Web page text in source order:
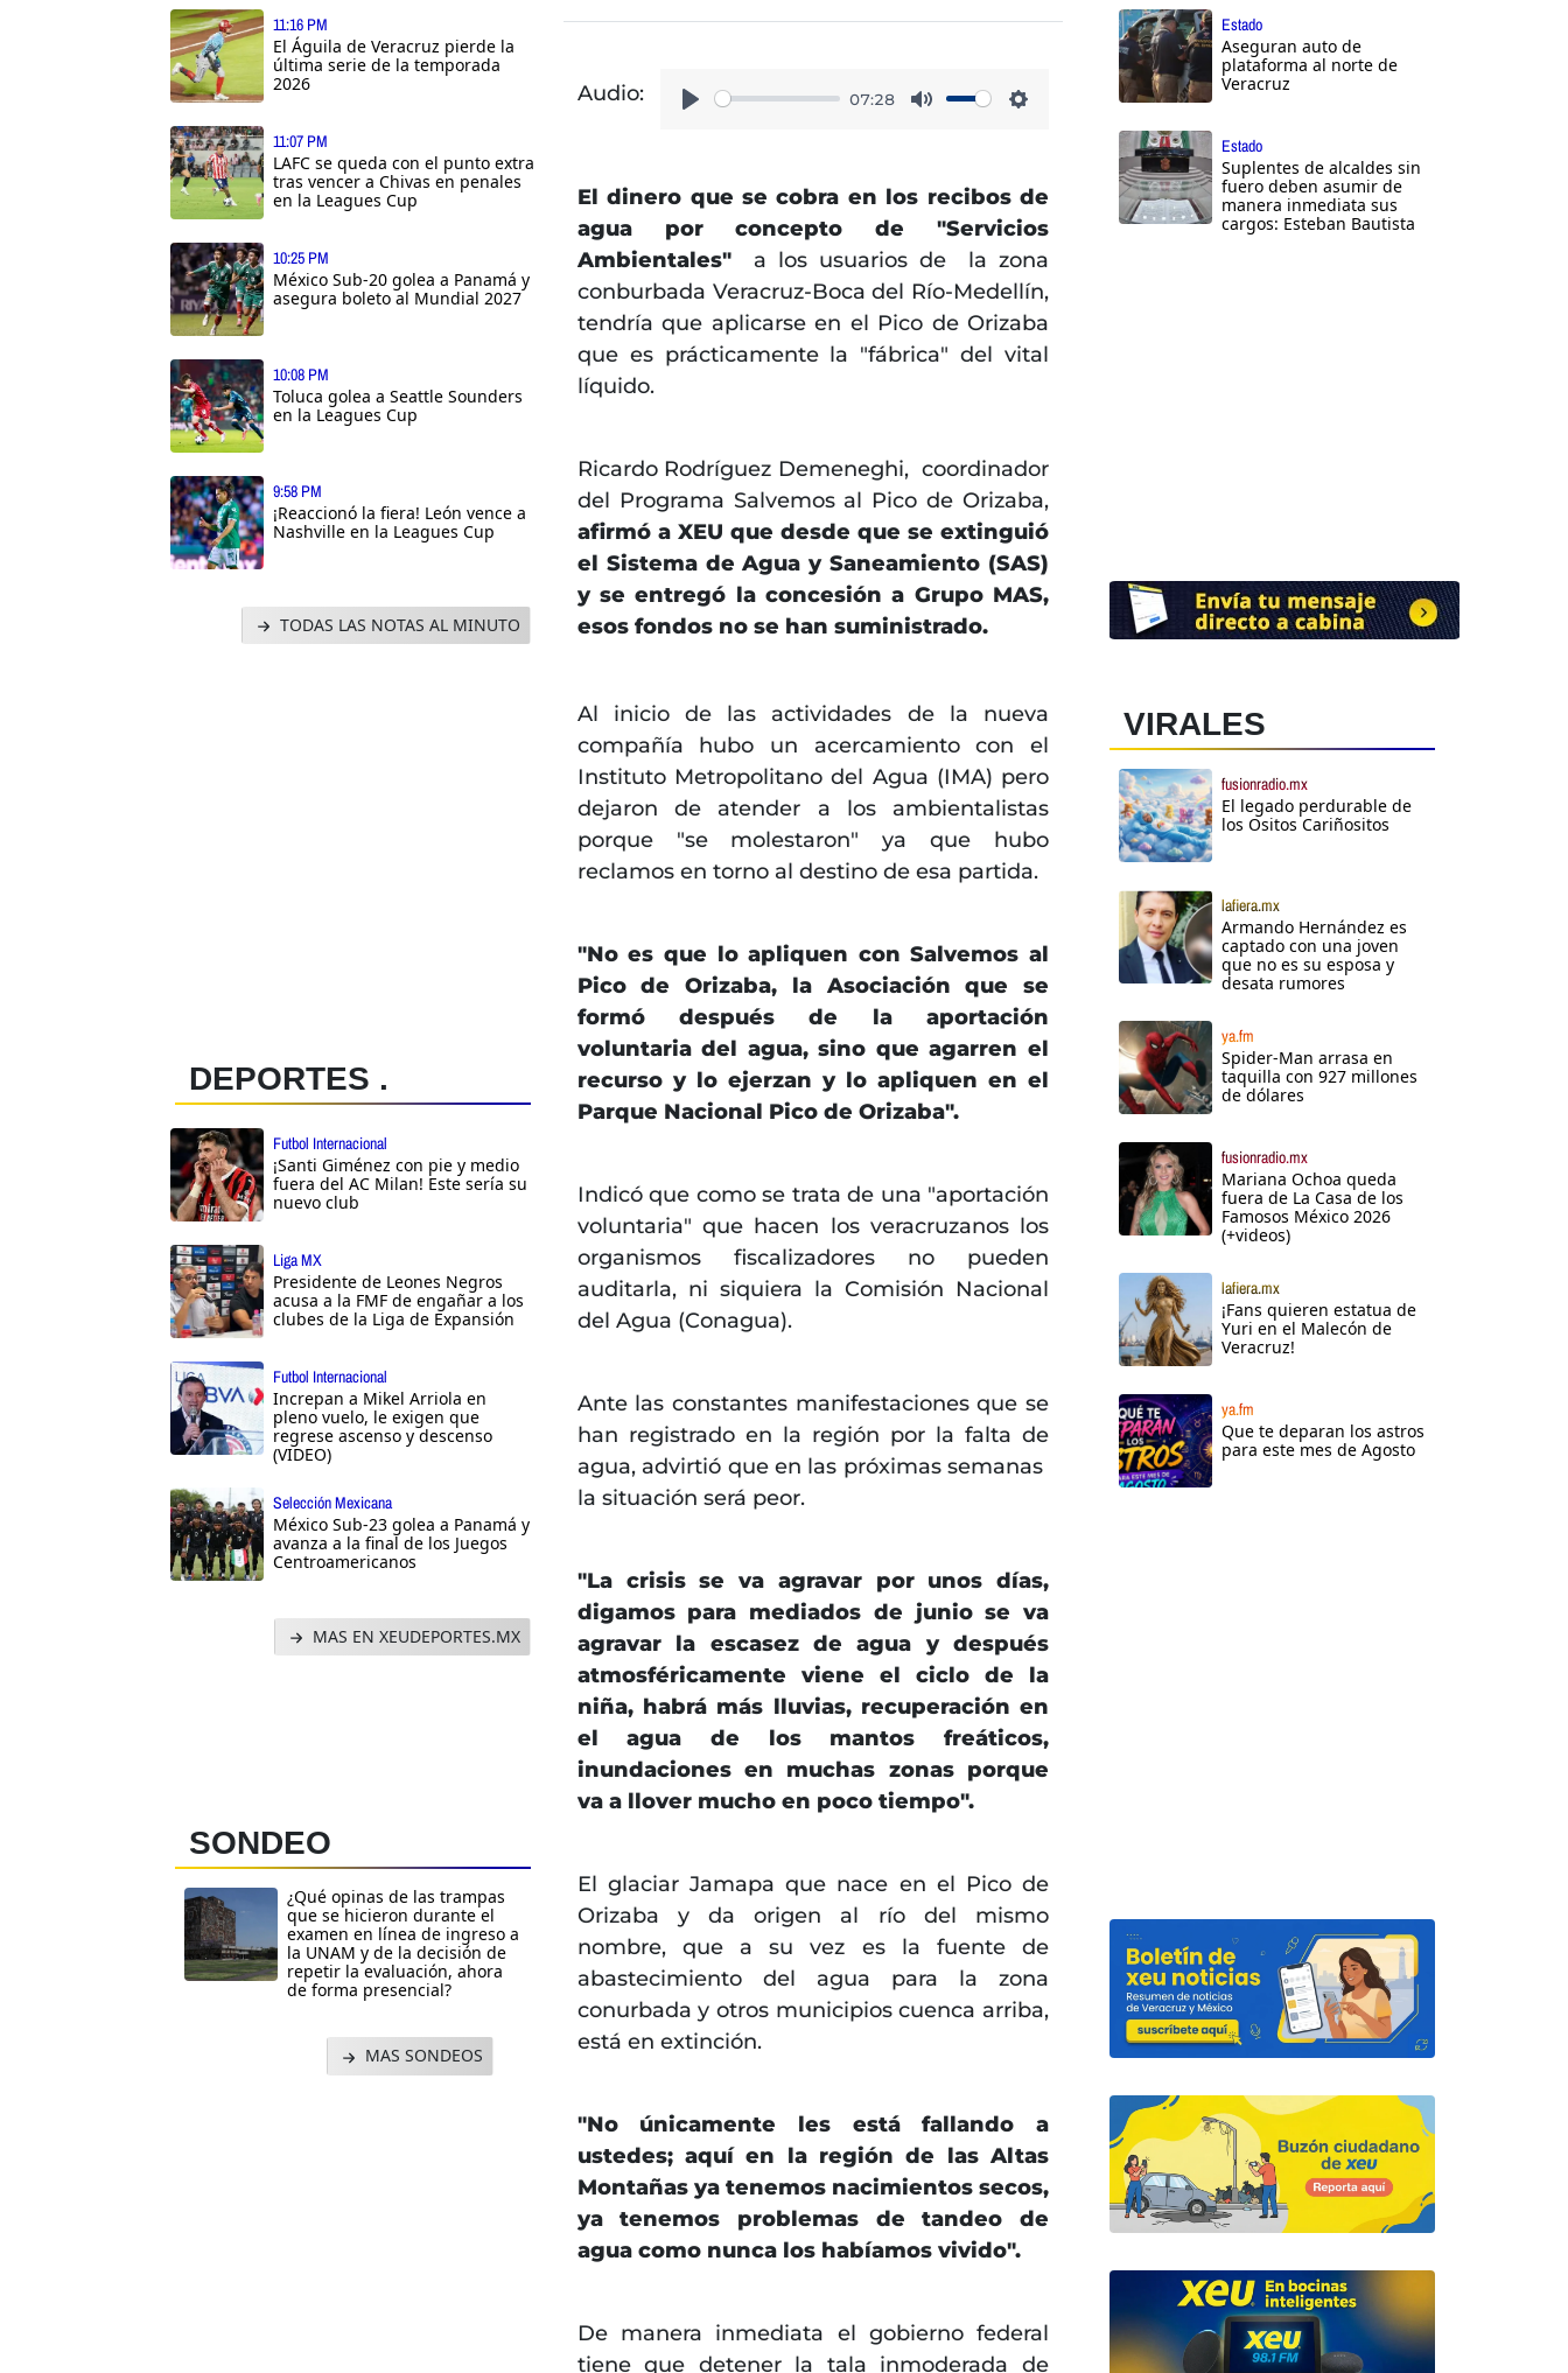
11:16 PM
El Águila de Veracruz pierde la
última serie de la temporada
2026
11:07 PM
LAFC se queda con el punto extra
tras vencer a Chivas en penales
en la Leagues Cup
10:25 PM
México Sub-20 golea a Panamá y
asegura boleto al Mundial 2027
10:08 PM
Toluca golea a Seattle Sounders
en la Leagues Cup
9:58 PM
¡Reaccionó la fiera! León vence a
Nashville en la Leagues Cup
TODAS LAS NOTAS AL MINUTO
DEPORTES .
Futbol Internacional
¡Santi Giménez con pie y medio
fuera del AC Milan! Este sería su
nuevo club
Liga MX
Presidente de Leones Negros
acusa a la FMF de engañar a los
clubes de la Liga de Expansión
Futbol Internacional
Increpan a Mikel Arriola en
pleno vuelo, le exigen que
regrese ascenso y descenso
(VIDEO)
Selección Mexicana
México Sub-23 golea a Panamá y
avanza a la final de los Juegos
Centroamericanos
MAS EN XEUDEPORTES.MX
SONDEO
¿Qué opinas de las trampas
que se hicieron durante el
examen en línea de ingreso a
la UNAM y de la decisión de
repetir la evaluación, ahora
de forma presencial?
MAS SONDEOS
Audio:
07:28
El dinero que se cobra en los recibos de
agua por concepto de "Servicios
Ambientales"
a los usuarios de la zona
conburbada Veracruz-Boca del Río-Medellín,
tendría que aplicarse en el Pico de Orizaba
que es prácticamente la "fábrica" del vital
líquido.
Ricardo Rodríguez Demeneghi, coordinador
del Programa Salvemos al Pico de Orizaba,
afirmó a XEU que desde que se extinguió
el Sistema de Agua y Saneamiento (SAS)
y se entregó la concesión a Grupo MAS,
esos fondos no se han suministrado.
Al inicio de las actividades de la nueva
compañía hubo un acercamiento con el
Instituto Metropolitano del Agua (IMA) pero
dejaron de atender a los ambientalistas
porque "se molestaron" ya que hubo
reclamos en torno al destino de esa partida.
"No es que lo apliquen con Salvemos al
Pico de Orizaba, la Asociación que se
formó después de la aportación
voluntaria del agua, sino que agarren el
recurso y lo ejerzan y lo apliquen en el
Parque Nacional Pico de Orizaba".
Indicó que como se trata de una "aportación
voluntaria" que hacen los veracruzanos los
organismos fiscalizadores no pueden
auditarla, ni siquiera la Comisión Nacional
del Agua (Conagua).
Ante las constantes manifestaciones que se
han registrado en la región por la falta de
agua, advirtió que en las próximas semanas
la situación será peor.
"La crisis se va agravar por unos días,
digamos para mediados de junio se va
agravar la escasez de agua y después
atmosféricamente viene el ciclo de la
niña, habrá más lluvias, recuperación en
el agua de los mantos freáticos,
inundaciones en muchas zonas porque
va a llover mucho en poco tiempo".
El glaciar Jamapa que nace en el Pico de
Orizaba y da origen al río del mismo
nombre, que a su vez es la fuente de
abastecimiento del agua para la zona
conurbada y otros municipios cuenca arriba,
está en extinción.
"No únicamente les está fallando a
ustedes; aquí en la región de las Altas
Montañas ya tenemos nacimientos secos,
ya tenemos problemas de tandeo de
agua como nunca los habíamos vivido".
De manera inmediata el gobierno federal
tiene que detener la tala inmoderada de
Estado
Aseguran auto de
plataforma al norte de
Veracruz
Estado
Suplentes de alcaldes sin
fuero deben asumir de
manera inmediata sus
cargos: Esteban Bautista
VIRALES
fusionradio.mx
El legado perdurable de
los Ositos Cariñositos
lafiera.mx
Armando Hernández es
captado con una joven
que no es su esposa y
desata rumores
ya.fm
Spider-Man arrasa en
taquilla con 927 millones
de dólares
fusionradio.mx
Mariana Ochoa queda
fuera de La Casa de los
Famosos México 2026
(+videos)
lafiera.mx
¡Fans quieren estatua de
Yuri en el Malecón de
Veracruz!
ya.fm
Que te deparan los astros
para este mes de Agosto